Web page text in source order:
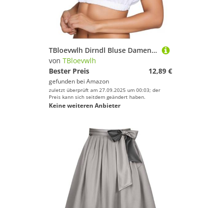
TBloevwlh Dirndl Bluse Damen Schwarz Spitze Langarm Hochgeschlossen Dirndl Bluse Damen Weiß Dirndlbluse Flügelärmel Dirndlblusen V Ausschnitt Trachtenbluse Für Bayrische Tracht Oktoberfest Weiss L
von TBloevwlh
Bester Preis
12,89 €
gefunden bei Amazon
zuletzt überprüft am 27.09.2025 um 00:03; der
Preis kann sich seitdem geändert haben.
Keine weiteren Anbieter